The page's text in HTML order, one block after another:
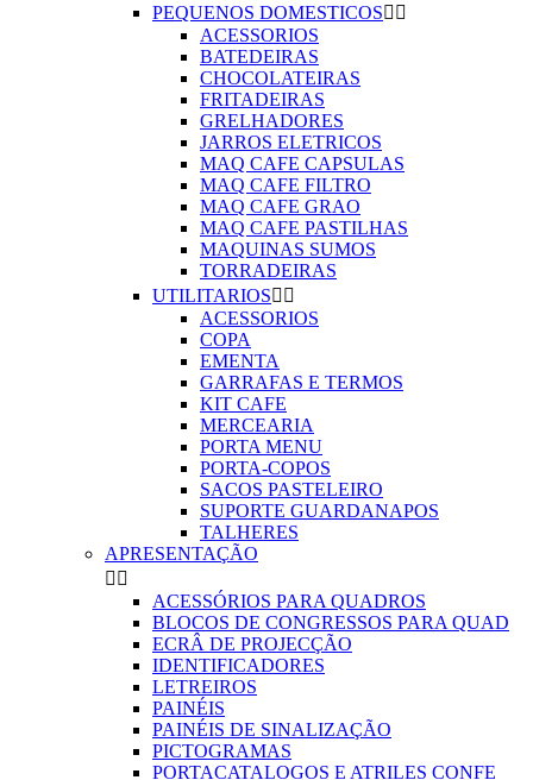
PEQUENOS DOMESTICOS 
ACESSORIOS
BATEDEIRAS
CHOCOLATEIRAS
FRITADEIRAS
GRELHADORES
JARROS ELETRICOS
MAQ CAFE CAPSULAS
MAQ CAFE FILTRO
MAQ CAFE GRAO
MAQ CAFE PASTILHAS
MAQUINAS SUMOS
TORRADEIRAS
UTILITARIOS 
ACESSORIOS
COPA
EMENTA
GARRAFAS E TERMOS
KIT CAFE
MERCEARIA
PORTA MENU
PORTA-COPOS
SACOS PASTELEIRO
SUPORTE GUARDANAPOS
TALHERES
APRESENTAÇÃO
 
ACESSÓRIOS PARA QUADROS
BLOCOS DE CONGRESSOS PARA QUAD
ECRÂ DE PROJECÇÃO
IDENTIFICADORES
LETREIROS
PAINÉIS
PAINÉIS DE SINALIZAÇÃO
PICTOGRAMAS
PORTACATALOGOS E ATRILES CONFE